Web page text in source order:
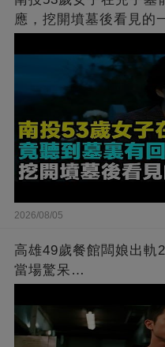
應，挖開墳墓後看見的
2026/08/05
高雄49歲餐館闆娘出軌
當場驚呆…